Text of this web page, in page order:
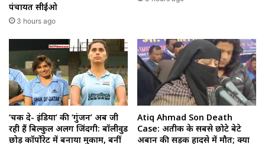
पंचायत सीईओ
3 hours ago
‘चक दे- इंडिया’ की ‘गुंजन’ अब जी
रही हैं बिल्कुल अलग जिंदगी: बॉलीवुड
छोड़ कॉर्पोरेट में बनाया मुकाम, बनीं
Atiq Ahmad Son Death
Case: अतीक के सबसे छोटे बेटे
अबान की सड़क हादसे में मौत; क्या